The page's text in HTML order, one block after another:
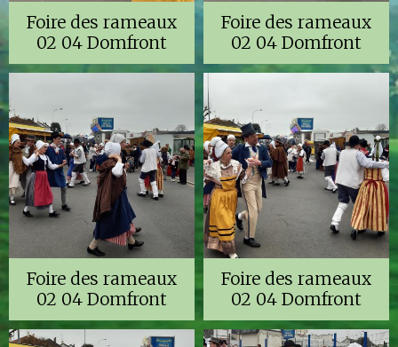
Foire des rameaux
02 04 Domfront
Foire des rameaux
02 04 Domfront
Foire des rameaux
02 04 Domfront
Foire des rameaux
02 04 Domfront